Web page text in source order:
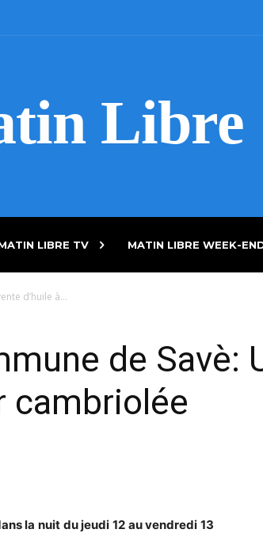
Libre
LIBRE TV MATIN LIBRE WEEK-
d’huile à...
de Savè:
cambriolée
la nuit du jeudi 12 au vendredi 13